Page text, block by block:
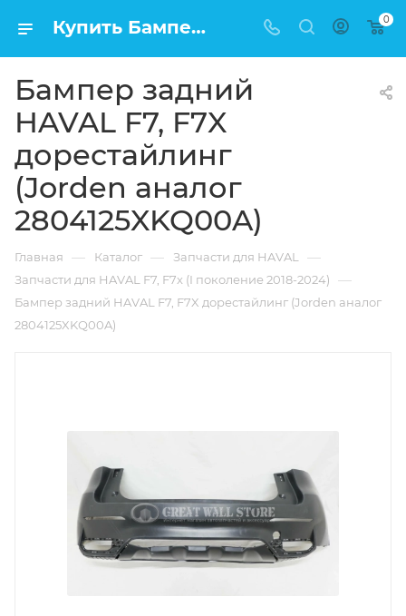
Купить Бампер задний HAVAL F7, F7X дорестайлинг (Jorden аналог 2804125XKQ00A) в Москве по низкой цене 0
Бампер задний
HAVAL F7, F7X
дорестайлинг
(Jorden аналог
2804125XKQ00A)
Главная — Каталог — Запчасти для HAVAL —
Запчасти для HAVAL F7, F7x (I поколение 2018-2024) —
Бампер задний HAVAL F7, F7X дорестайлинг (Jorden аналог
2804125XKQ00A)